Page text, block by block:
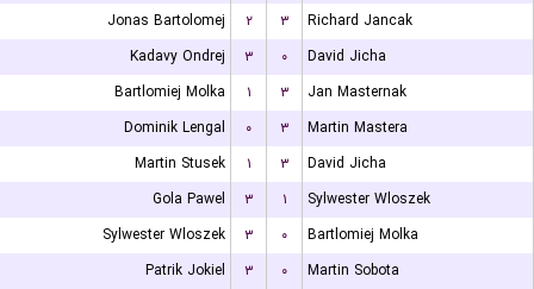
Jonas Bartolomej
۲ ۳
Richard Jancak
Kadavy Ondrej
۳ ۰
David Jicha
Bartlomiej Molka
۱ ۳
Jan Masternak
Dominik Lengal
۰ ۳
Martin Mastera
Martin Stusek
۱ ۳
David Jicha
Gola Pawel
۳ ۱
Sylwester Wloszek
Sylwester Wloszek
۳ ۰
Bartlomiej Molka
Patrik Jokiel
۳ ۰
Martin Sobota